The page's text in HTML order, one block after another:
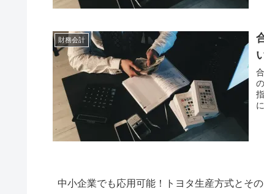
財務会計
中小企業でも応用可能！トヨタ生産方式とそ